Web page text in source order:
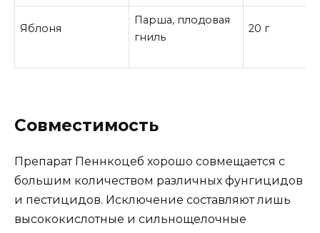
Яблоня
Парша, плодовая
гниль
20 г
Совместимость
Препарат Пеннкоцеб хорошо совмещается с
большим количеством различных фунгицидов
и пестицидов. Исключение составляют лишь
высококислотные и сильнощелочные